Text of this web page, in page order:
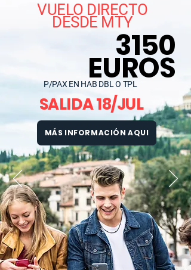
VUELO DIRECTO
DESDE MTY
3150
EUROS
P/PAX EN HAB DBL O TPL
SALIDA 18/JUL
MÁS INFORMACIÓN AQUI